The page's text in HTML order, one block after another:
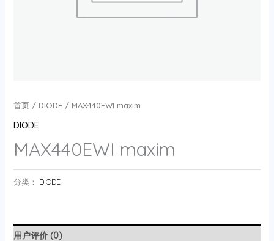
首页/ DIODE/ MAX440EWI maxim
DIODE
MAX440EWI maxim
分类： DIODE
用户评价 (0)